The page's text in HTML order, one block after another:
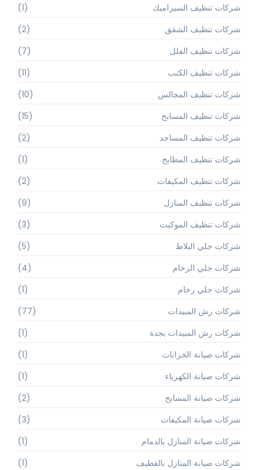
شركات تنظيف السيراميك
(1)
شركات تنظيف الشقق
(2)
شركات تنظيف الفلل
(7)
شركات تنظيف الكنب
(11)
شركات تنظيف المجالس
(10)
شركات تنظيف المسابح
(15)
شركات تنظيف المساجد
(2)
شركات تنظيف المطابخ
(1)
شركات تنظيف المكيفات
(2)
شركات تنظيف المنازل
(9)
شركات تنظيف الموكيت
(3)
شركات جلي البلاط
(5)
شركات جلي الرخام
(4)
شركات جلي رخام
(1)
شركات رش المبيدات
(77)
شركات رش المبيدات بجدة
(1)
شركات صيانة الخزانات
(1)
شركات صيانة الكهرباء
(1)
شركات صيانة المسابح
(2)
شركات صيانة المكيفات
(3)
شركات صيانة المنازل بالدمام
(1)
شركات صيانة المنازل بالقطيف
(1)